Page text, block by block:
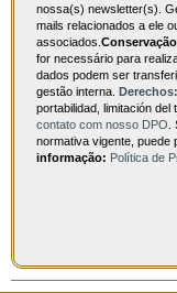
nossa(s) newsletter(s).
mails relacionados a ele
associados.
for necessário para
dados podem ser
gestão interna. Derechos:
portabilidad, limitación
contato com nosso DPO
normativa vigente, puede
informação: Política de